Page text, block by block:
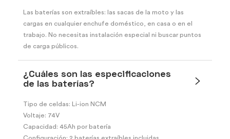
Las baterías son extraíbles: las sacas de la moto y las
cargas en cualquier enchufe doméstico, en casa o en el
trabajo. No necesitas instalación especial ni buscar puntos
de carga públicos.
¿Cuáles son las especificaciones
de las baterías?
Tipo de celdas: Li-ion NCM
Voltaje: 74V
Capacidad: 45Ah por batería